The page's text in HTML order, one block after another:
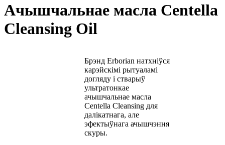
Ачышчальнае масла Centella
Cleansing Oil
Брэнд Erborian натхніўся
карэйскімі рытуаламі
догляду і стварыў
ультратонкае
ачышчальнае масла
Centella Cleansing для
далікатнага, але
эфектыўнага ачышчэння
скуры.